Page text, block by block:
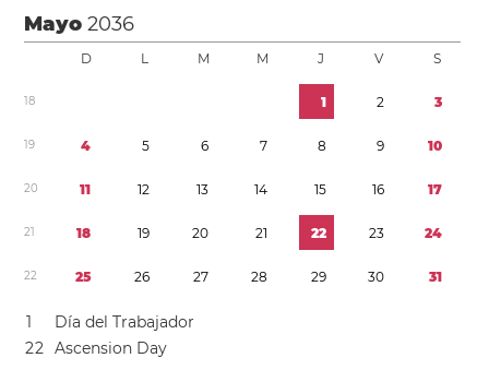
Mayo2036
D L M M J V S
18 1 2 3
19 4 5 6 7 8 9 10
20 11 12 13 14 15 16 17
21 18 19 20 21 22 23 24
22 25 26 27 28 29 30 31
1
Día del Trabajador
22 Ascension Day